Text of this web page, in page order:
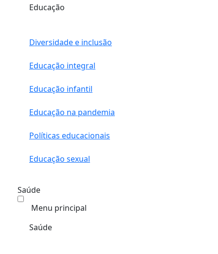
Educação
Diversidade e inclusão
Educação integral
Educação infantil
Educação na pandemia
Políticas educacionais
Educação sexual
Saúde
Menu principal
Saúde